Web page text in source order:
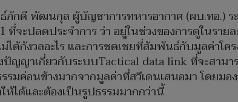
ภักดี พัฒนกุล ผู้บัญชาการทหารอากาศ (ผบ.ทอ.)
ะปลดประจำการ ว่า อยู่ในช่วงของการดูในราย
ด้กังวลอะไร และการชดเชยที่สัมพันธ์กับมูลค่าโค
ญญาเกี่ยวกับระบบTactical data link ที่จะสาม
ค่อนข้างมากจากมูลค่าที่สวีเดนเสนอมา โดยมอ
ห้ได้และต้องเป็นรูปธรรมมากกว่านี้